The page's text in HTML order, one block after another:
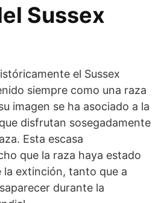
Sussex
el Sussex
siempre como una raza
imagen se ha asociado a la
disfrutan sosegadamente
Esta escasa
que la raza haya estado
la extinción, tanto que a
durante la